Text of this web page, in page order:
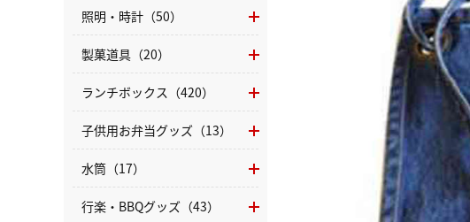
照明・時計（50）
製菓道具（20）
ランチボックス（420）
子供用お弁当グッズ（13）
水筒（17）
行楽・BBQグッズ（43）